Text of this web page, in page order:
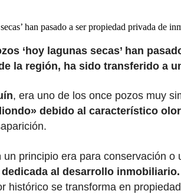
han pasado a ser propiedad privada de
‘hoy lagunas secas’ han
la región, ha sido transferido a
, era uno de los once pozos muy
debido al característico
principio era para conservación
al desarrollo inmobiliario.
histórico se transforma en